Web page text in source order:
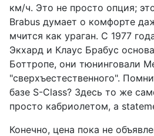
км/ч. Это не просто опция;
Brabus думает о комфорте
мчится как ураган. С 1977
Экхард и Клаус Брабус
Боттропе, они тюнинговали
"сверхъестественного".
базе S-Class? Здесь то же
просто кабриолетом, а
Конечно, цена пока не